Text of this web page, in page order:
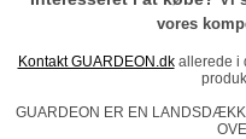
vores
Kontakt GUARDEON.dkallerede i
GUARDEON ER EN